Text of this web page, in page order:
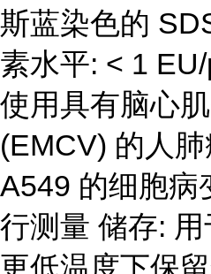
斯蓝染色的
素水平: < 1
使用具有脑心
(EMCV) 的人
A549 的细胞病
行测量 储存:
更低温度下保